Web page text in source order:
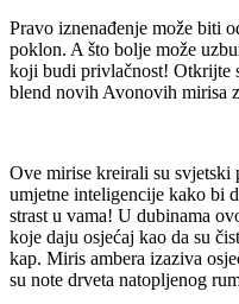
Pravo iznenađenje može biti
poklon. A što bolje može
koji budi privlačnost! Otkrijte
blend novih Avonovih mirisa
Ove mirise kreirali su
umjetne inteligencije kako bi
strast u vama! U dubinama
koje daju osjećaj kao da su
kap. Miris ambera izaziva
su note drveta natopljenog